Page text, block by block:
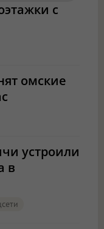
с
омские
устроили
в